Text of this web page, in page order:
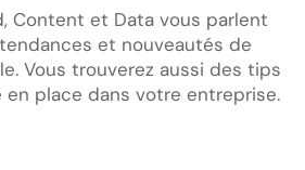
Content et Data vous parlent
et nouveautés de
Vous trouverez aussi des tips
place dans votre entreprise.